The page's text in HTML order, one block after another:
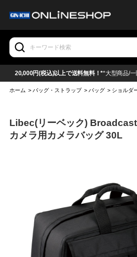
20,000円(税込)以上で送料無料！**大型商品/一
ホーム >バッグ・ストラップ >バッグ > ショルダ
Libec(リーベック)
カメラ用カメラバッグ 30L